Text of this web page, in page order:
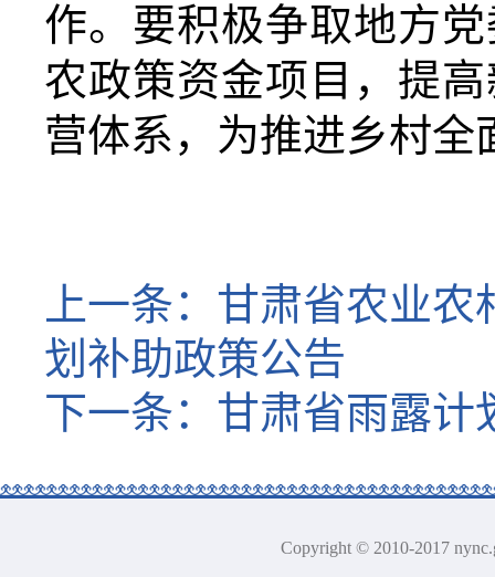
作。要积极争取地方
农政策资金项目，提
营体系，为推进乡村
上一条： 甘肃省农业农
划补助政策公告
下一条： 甘肃省雨露计
Copyright © 2010-2017